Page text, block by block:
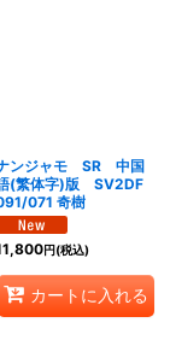
ンジャモ SR 中国
(繁体字)版 SV2DF
071 奇樹
円(税込)
カートに入れる